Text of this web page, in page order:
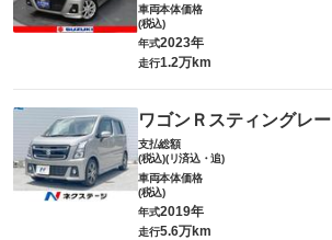
車両本体価格
(税込)
年式2023年
走行1.2万km
ワゴンＲスティングレー
支払総額
(税込)(リ済込・追)
車両本体価格
(税込)
年式2019年
走行5.6万km